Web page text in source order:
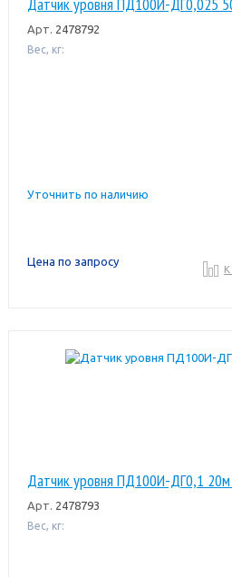
Арт. 2478792
Вес, кг:
Уточнить по наличию
Цена по запросу
Датчик уровня ПД100И-ДГ0,1 20м
Арт. 2478793
Вес, кг: